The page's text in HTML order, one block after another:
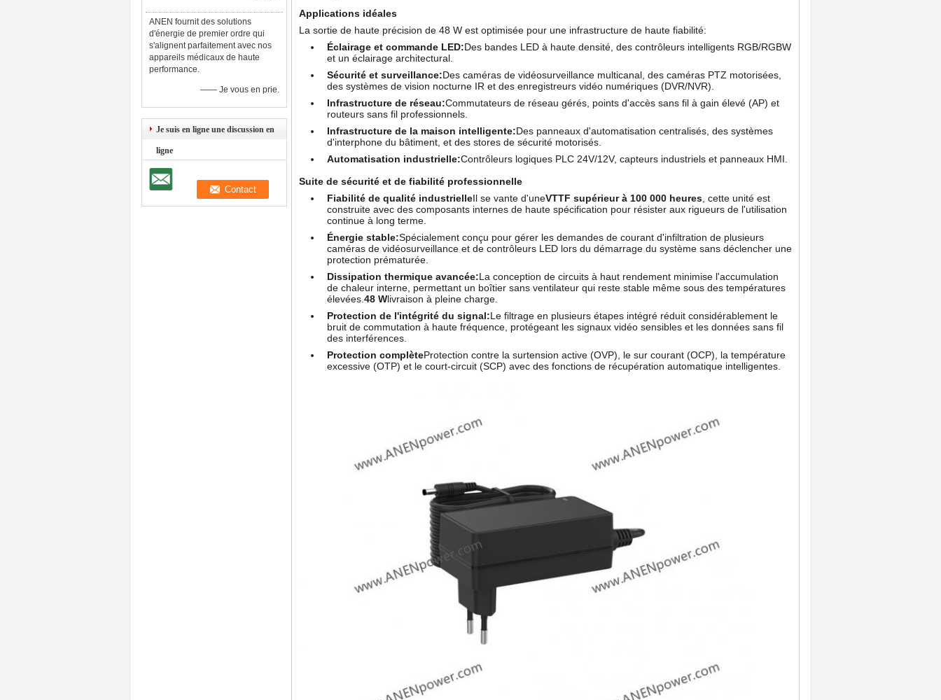
ANEN fournit des solutions
d'énergie de premier ordre qui
s'alignent parfaitement avec nos
appareils médicaux de haute
performance.
—— Je vous en prie.
Je suis en ligne une discussion en
ligne
Applications idéales
La sortie de haute précision de 48 W est optimisée pour une infrastructure de haute fiabilité:
Éclairage et commande LED:Des bandes LED à haute densité, des contrôleurs intelligents RGB/RGBW
et un éclairage architectural.
Sécurité et surveillance:Des caméras de vidéosurveillance multicanal, des caméras PTZ motorisées,
des systèmes de vision nocturne IR et des enregistreurs vidéo numériques (DVR/NVR).
Infrastructure de réseau:Commutateurs de réseau gérés, points d'accès sans fil à gain élevé (AP) et
routeurs sans fil professionnels.
Infrastructure de la maison intelligente:Des panneaux d'automatisation centralisés, des systèmes
d'interphone du bâtiment, et des stores de sécurité motorisés.
Automatisation industrielle:Contrôleurs logiques PLC 24V/12V, capteurs industriels et panneaux HMI.
Suite de sécurité et de fiabilité professionnelle
Fiabilité de qualité industrielleIl se vante d'uneVTTF supérieur à 100 000 heures , cette unité est
construite avec des composants internes de haute spécification pour résister aux rigueurs de l'utilisation
continue à long terme.
Énergie stable:Spécialement conçu pour gérer les demandes de courant d'infiltration de plusieurs
caméras de vidéosurveillance et de contrôleurs LED lors du démarrage du système sans déclencher une
protection prématurée.
Dissipation thermique avancée:La conception de circuits à haut rendement minimise l'accumulation
de chaleur interne, permettant un boîtier sans ventilateur qui reste stable même sous des températures
élevées. 48 Wlivraison à pleine charge.
Protection de l'intégrité du signal:Le filtrage en plusieurs étapes intégré réduit considérablement le
bruit de commutation à haute fréquence, protégeant les signaux vidéo sensibles et les données sans fil
des interférences.
Protection complèteProtection contre la surtension active (OVP), le sur courant (OCP), la température
excessive (OTP) et le court-circuit (SCP) avec des fonctions de récupération automatique intelligentes.